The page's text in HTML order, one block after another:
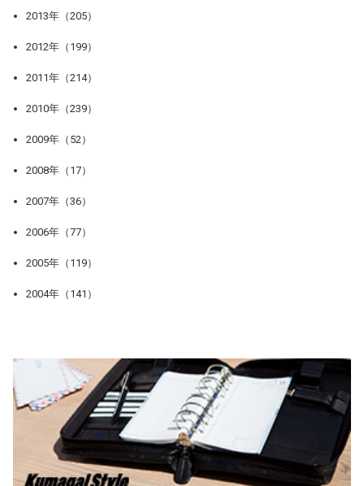
2013年（205）
2012年（199）
2011年（214）
2010年（239）
2009年（52）
2008年（17）
2007年（36）
2006年（77）
2005年（119）
2004年（141）